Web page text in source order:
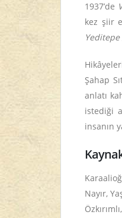
1937’de
kez şiir
Yeditepe
Şahap
anlatı
istediği
insanın
Nayır,